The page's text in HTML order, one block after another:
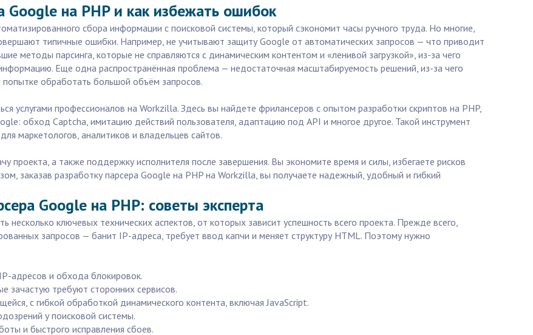
Google на PHP и как избежать ошибок
сбора информации с поисковой системы, который сэкономит часы ручного труда. Но многие,
типичные ошибки. Например, не учитывают защиту Google от автоматических запросов — что приводит
методы парсинга, которые не справляются с динамическим контентом и «ленивой загрузкой», из-за чего
Еще одна распространённая проблема — недостаточная масштабируемость решений, из-за чего
обработать большой объём запросов.
услугами профессионалов на Workzilla. Здесь вы найдете фрилансеров с опытом разработки скриптов на PHP,
обход Captcha, имитацию действий пользователя, адаптацию под API и многое другое. Такой инструмент
маркетологов, аналитиков и владельцев сайтов.
проекта, а также поддержку исполнителя после завершения. Вы экономите время и силы, избегаете рисков
заказав разработку парсера Google на PHP на Workzilla, вы получаете надежный, удобный и гибкий
Google на PHP: советы эксперта
несколько ключевых технических аспектов, от которых зависит успешность всего проекта. Прежде всего,
запросов — банит IP-адреса, требует ввод капчи и меняет структуру HTML. Поэтому нужно
адресов и обхода блокировок.
зачастую требуют сторонних сервисов.
с гибкой обработкой динамического контента, включая JavaScript.
у поисковой системы.
и быстрого исправления сбоев.